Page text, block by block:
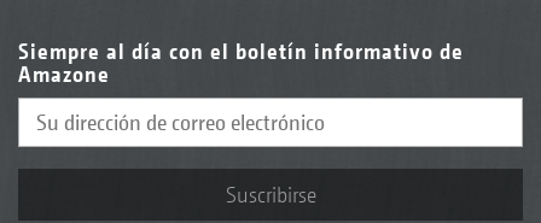
Siempre al día con el boletín informativo de
Amazone
Suscribirse